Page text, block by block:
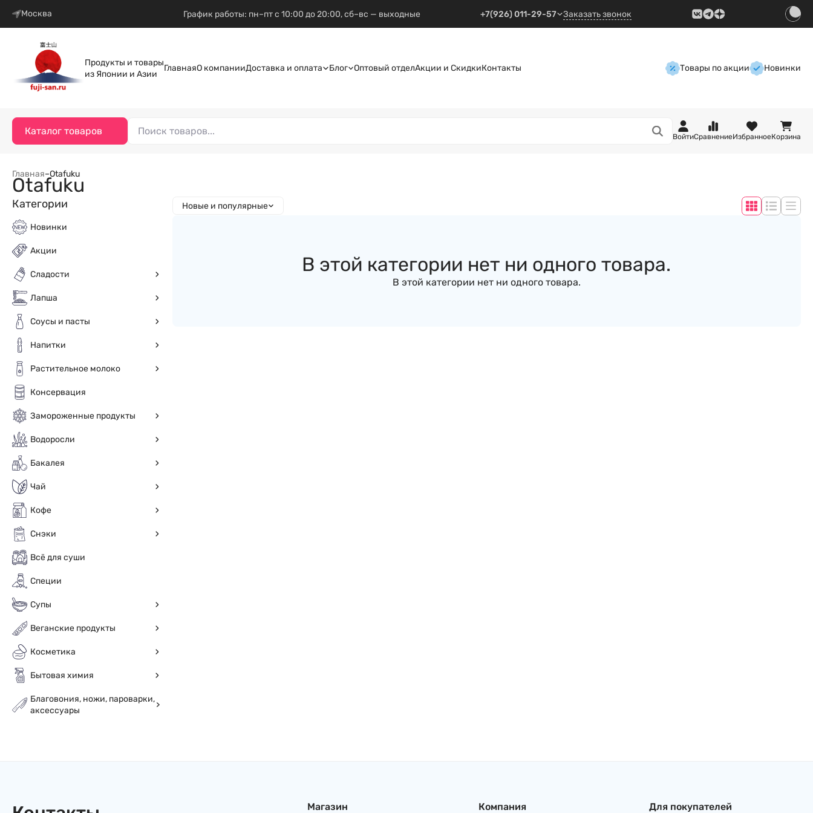
Москва График работы: пн–пт с 10:00 до 20:00, сб–вс — выходные +7(926) 011-29-57 Заказать звонок
Продукты и товары
из Японии и Азии
ГлавнаяО компанииДоставка и оплата Блог Оптовый отделАкции и СкидкиКонтакты Товары по акции Новинки
Каталог товаров
ВойтиСравнениеИзбранноеКорзина
Главная–Otafuku
Otafuku
Новые и популярные
В этой категории нет ни одного товара.
В этой категории нет ни одного товара.
Категории
Новинки
Акции
Сладости
Лапша
Соусы и пасты
Напитки
Растительное молоко
Консервация
Замороженные продукты
Водоросли
Бакалея
Чай
Кофе
Снэки
Всё для суши
Специи
Супы
Веганские продукты
Косметика
Бытовая химия
Благовония, ножи, пароварки,
аксессуары
Магазин Компания Для покупателей